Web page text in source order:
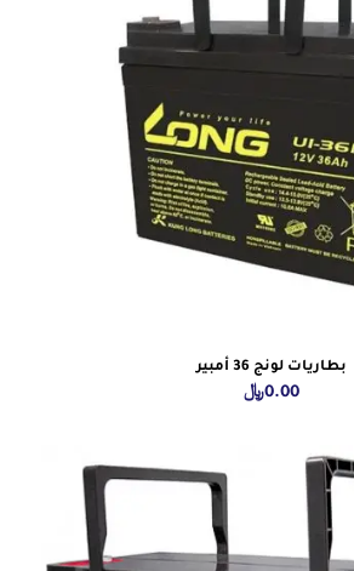
بطاريات لونج 36 أمبير
0.00﷼